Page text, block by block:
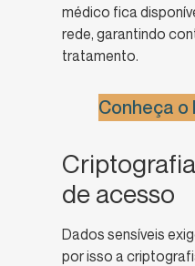
médico fica
rede, garantindo
tratamento.
Conheça o
de acesso
Dados sensíveis
por isso a